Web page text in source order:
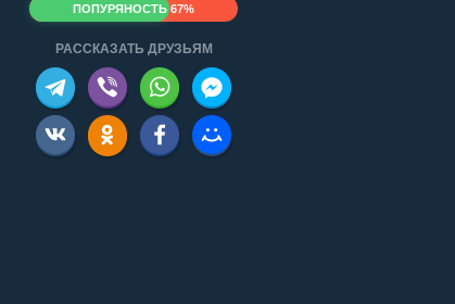
ПОПУРЯНОСТЬ 67%